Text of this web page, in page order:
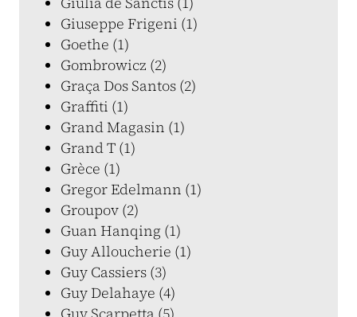
Giuseppe Frigeni (1)
Goethe (1)
Gombrowicz (2)
Graça Dos Santos (2)
Graffiti (1)
Grand Magasin (1)
Grand T (1)
Grèce (1)
Gregor Edelmann (1)
Groupov (2)
Guan Hanqing (1)
Guy Alloucherie (1)
Guy Cassiers (3)
Guy Delahaye (4)